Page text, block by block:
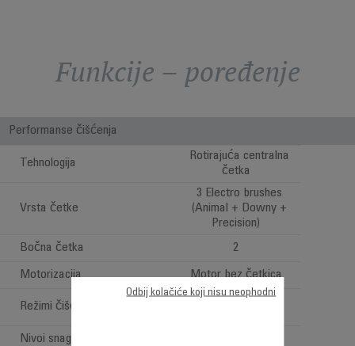
Funkcije – poređenje
Performanse čišćenja
Tehnologija
Rotirajuća centralna
četka
Vrsta četke
3 Electro brushes
(Animal + Downy +
Precision)
Bočna četka
2
Motorizacija Motor bez četkica
Režimi čišćenja
Customized (cf.
Nivoi snage
Odbij kolačiće koji nisu neophodni